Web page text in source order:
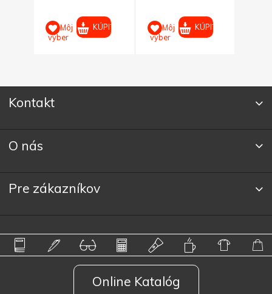
Môj
výber
KÚPIŤ
Môj
výber
KÚPIŤ
Kontakt
O nás
Pre zákazníkov
Online Katalóg